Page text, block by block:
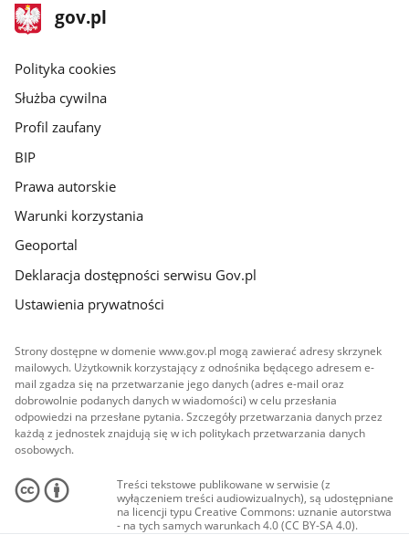
stopka
gov.pl
Strona
gov.pl
gov.pl
Polityka cookies
Służba cywilna
Profil zaufany
BIP
Prawa autorskie
Warunki korzystania
Geoportal
Deklaracja dostępności serwisu Gov.pl
Ustawienia prywatności
Strony dostępne w domenie www.gov.pl mogą zawierać adresy skrzynek
mailowych. Użytkownik korzystający z odnośnika będącego adresem e-
mail zgadza się na przetwarzanie jego danych (adres e-mail oraz
dobrowolnie podanych danych w wiadomości) w celu przesłania
odpowiedzi na przesłane pytania. Szczegóły przetwarzania danych przez
każdą z jednostek znajdują się w ich politykach przetwarzania danych
osobowych.
Treści tekstowe publikowane w serwisie (z
wyłączeniem treści audiowizualnych), są udostępniane
na licencji typu Creative Commons: uznanie autorstwa
- na tych samych warunkach 4.0 (CC BY-SA 4.0).
Materiały audiowizualne, w tym zdjęcia, materiały